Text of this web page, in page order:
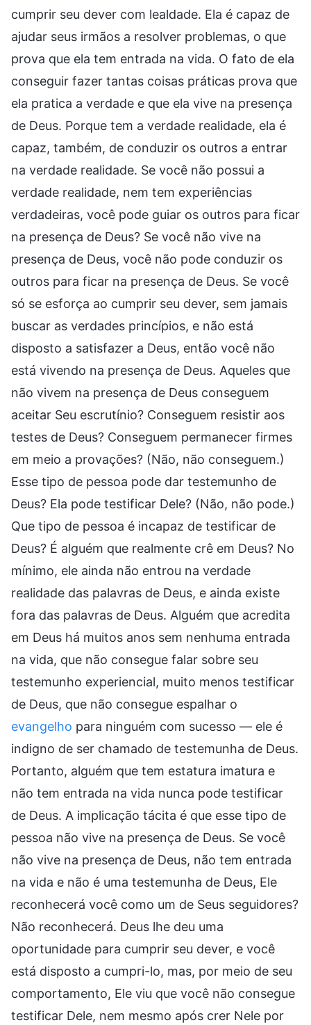
cumprir seu dever com lealdade. Ela é capaz de
ajudar seus irmãos a resolver problemas, o que
prova que ela tem entrada na vida. O fato de ela
conseguir fazer tantas coisas práticas prova que
ela pratica a verdade e que ela vive na presença
de Deus. Porque tem a verdade realidade, ela é
capaz, também, de conduzir os outros a entrar
na verdade realidade. Se você não possui a
verdade realidade, nem tem experiências
verdadeiras, você pode guiar os outros para ficar
na presença de Deus? Se você não vive na
presença de Deus, você não pode conduzir os
outros para ficar na presença de Deus. Se você
só se esforça ao cumprir seu dever, sem jamais
buscar as verdades princípios, e não está
disposto a satisfazer a Deus, então você não
está vivendo na presença de Deus. Aqueles que
não vivem na presença de Deus conseguem
aceitar Seu escrutínio? Conseguem resistir aos
testes de Deus? Conseguem permanecer firmes
em meio a provações? (Não, não conseguem.)
Esse tipo de pessoa pode dar testemunho de
Deus? Ela pode testificar Dele? (Não, não pode.)
Que tipo de pessoa é incapaz de testificar de
Deus? É alguém que realmente crê em Deus? No
mínimo, ele ainda não entrou na verdade
realidade das palavras de Deus, e ainda existe
fora das palavras de Deus. Alguém que acredita
em Deus há muitos anos sem nenhuma entrada
na vida, que não consegue falar sobre seu
testemunho experiencial, muito menos testificar
de Deus, que não consegue espalhar o
evangelho para ninguém com sucesso — ele é
indigno de ser chamado de testemunha de Deus.
Portanto, alguém que tem estatura imatura e
não tem entrada na vida nunca pode testificar
de Deus. A implicação tácita é que esse tipo de
pessoa não vive na presença de Deus. Se você
não vive na presença de Deus, não tem entrada
na vida e não é uma testemunha de Deus, Ele
reconhecerá você como um de Seus seguidores?
Não reconhecerá. Deus lhe deu uma
oportunidade para cumprir seu dever, e você
está disposto a cumpri-lo, mas, por meio de seu
comportamento, Ele viu que você não consegue
testificar Dele, nem mesmo após crer Nele por